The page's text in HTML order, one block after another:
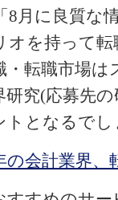
月に良質な
オを持って
・転職市場
究(応募先
トとなるでし
会計業界、